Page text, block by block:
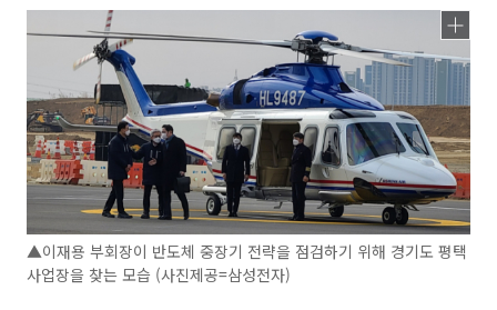
▲이재용 부회장이 반도체 중장기 전략을 점검하기 위해 경기도 평택
사업장을 찾는 모습 (사진제공=삼성전자)